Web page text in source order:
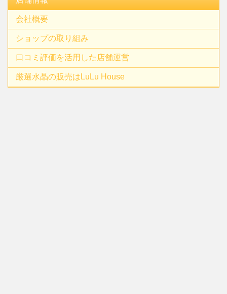
会社概要
ショップの取り組み
口コミ評価を活用した店舗運営
厳選水晶の販売はLuLu House